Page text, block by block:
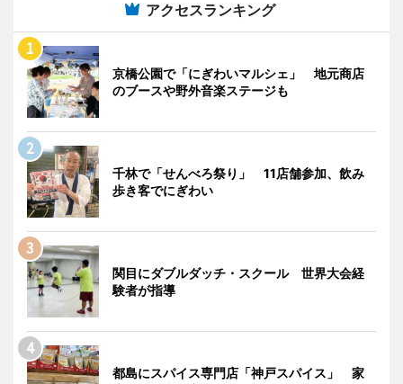
アクセスランキング
京橋公園で「にぎわいマルシェ」 地元商店
のブースや野外音楽ステージも
千林で「せんべろ祭り」 11店舗参加、飲み
歩き客でにぎわい
関目にダブルダッチ・スクール 世界大会経
験者が指導
都島にスパイス専門店「神戸スパイス」 家